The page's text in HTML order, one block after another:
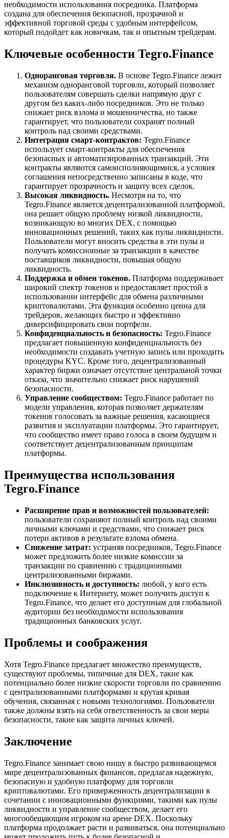
необходимости использования посредника. Платформа
создана для обеспечения безопасной, прозрачной и
эффективной торговой среды с удобным интерфейсом,
который подойдет как новичкам, так и опытным трейдерам.
Ключевые особенности Tegro.Finance
Одноранговая торговля. В основе Tegro.Finance лежит
механизм одноранговой торговли, который позволяет
пользователям совершать сделки напрямую друг с
другом без каких-либо посредников. Это не только
снижает риск взлома и мошенничества, но также
гарантирует, что пользователи сохранят полный
контроль над своими средствами.
Интеграция смарт-контрактов: Tegro.Finance
использует смарт-контракты для обеспечения
безопасных и автоматизированных транзакций. Эти
контракты являются самоисполняющимися, а условия
соглашения непосредственно записаны в коде, что
гарантирует прозрачность и защиту всех сделок.
Высокая ликвидность. Несмотря на то, что
Tegro.Finance является децентрализованной платформой,
она решает общую проблему низкой ликвидности,
возникающую во многих DEX, с помощью
инновационных решений, таких как пулы ликвидности.
Пользователи могут вносить средства в эти пулы и
получать комиссионные за транзакции в качестве
поставщиков ликвидности, повышая общую
ликвидность.
Поддержка и обмен токенов. Платформа поддерживает
широкий спектр токенов и предоставляет простой в
использовании интерфейс для обмена различными
криптовалютами. Эта функция особенно ценна для
трейдеров, желающих быстро и эффективно
диверсифицировать свои портфели.
Конфиденциальность и безопасность: Tegro.Finance
предлагает повышенную конфиденциальность без
необходимости создавать учетную запись или проходить
процедуры KYC. Кроме того, децентрализованный
характер биржи означает отсутствие центральной точки
отказа, что значительно снижает риск нарушений
безопасности.
Управление сообществом: Tegro.Finance работает по
модели управления, которая позволяет держателям
токенов голосовать за важные решения, касающиеся
развития и эксплуатации платформы. Это гарантирует,
что сообщество имеет право голоса в своем будущем и
соответствует децентрализованным принципам
платформы.
Преимущества использования
Tegro.Finance
Расширение прав и возможностей пользователей:
пользователи сохраняют полный контроль над своими
личными ключами и средствами, что снижает риск
потери активов в результате взлома обмена.
Снижение затрат: устраняя посредников, Tegro.Finance
может предложить более низкие комиссии за
транзакции по сравнению с традиционными
централизованными биржами.
Инклюзивность и доступность: любой, у кого есть
подключение к Интернету, может получить доступ к
Tegro.Finance, что делает его доступным для глобальной
аудитории без необходимости использования
традиционных банковских услуг.
Проблемы и соображения
Хотя Tegro.Finance предлагает множество преимуществ,
существуют проблемы, типичные для DEX, такие как
потенциально более низкие скорости торговли по сравнению
с централизованными платформами и крутая кривая
обучения, связанная с новыми технологиями. Пользователи
также должны взять на себя ответственность за свои меры
безопасности, такие как защита личных ключей.
Заключение
Tegro.Finance занимает свою нишу в быстро развивающемся
мире децентрализованных финансов, предлагая надежную,
безопасную и удобную платформу для торговли
криптовалютами. Его приверженность децентрализации в
сочетании с инновационными функциями, такими как пулы
ликвидности и управление сообществом, делает его
многообещающим игроком на арене DEX. Поскольку
платформа продолжает расти и развиваться, она потенциально